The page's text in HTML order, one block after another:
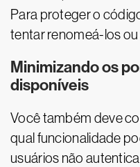
Para proteger o
tentar renomeá-los
Minimizando os
disponíveis
Você também deve
qual funcionalidade
usuários não